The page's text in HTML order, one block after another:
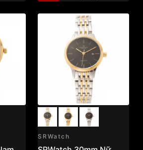
SRWatch